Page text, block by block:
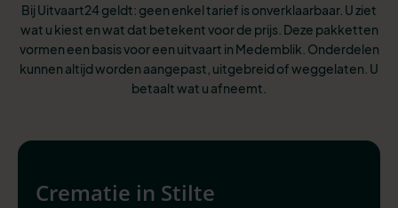
Bij Uitvaart24 geldt: geen enkel tarief is onverklaarbaar. U ziet
wat u kiest en wat dat betekent voor de prijs. Deze pakketten
vormen een basis voor een uitvaart in Medemblik. Onderdelen
kunnen altijd worden aangepast, uitgebreid of weggelaten. U
betaalt wat u afneemt.
Crematie in Stilte